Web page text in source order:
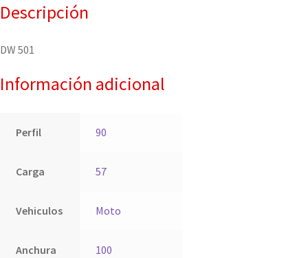
Descripción
DW 501
Información adicional
Perfil 90
Carga 57
Vehiculos Moto
Anchura 100